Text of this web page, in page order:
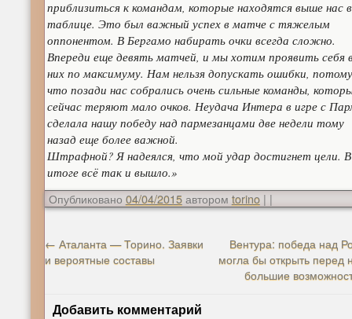
приблизиться к командам, которые находятся выше нас в
таблице. Это был важный успех в матче с тяжелым
оппонентом. В Бергамо набирать очки всегда сложно.
Впереди еще девять матчей, и мы хотим проявить себя
них по максимуму. Нам нельзя допускать ошибки, потому
что позади нас собрались очень сильные команды,
сейчас теряют мало очков. Неудача Интера в игре с
сделала нашу победу над пармезанцами две недели тому
назад еще более важной.
Штрафной? Я надеялся, что мой удар достигнет цели. В
итоге всё так и вышло.»
Опубликовано 04/04/2015 автором torino | |
← Аталанта — Торино. Заявки
и вероятные составы
Вентура: победа над
могла бы открыть перед
большие
Добавить комментарий